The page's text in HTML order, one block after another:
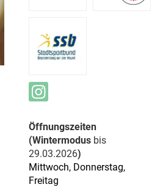
Öffnungszeiten
(Wintermodus bis
29.03.2026)
Mittwoch, Donnerstag,
Freitag